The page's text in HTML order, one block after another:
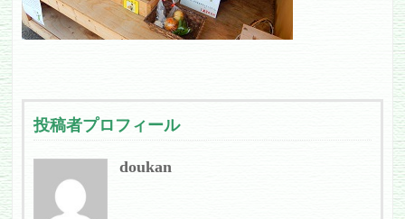
投稿者プロフィール
doukan